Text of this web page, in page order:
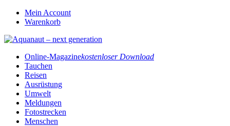
Mein Account
Warenkorb
Online-Magazinekostenloser Download
Tauchen
Reisen
Ausrüstung
Umwelt
Meldungen
Fotostrecken
Menschen